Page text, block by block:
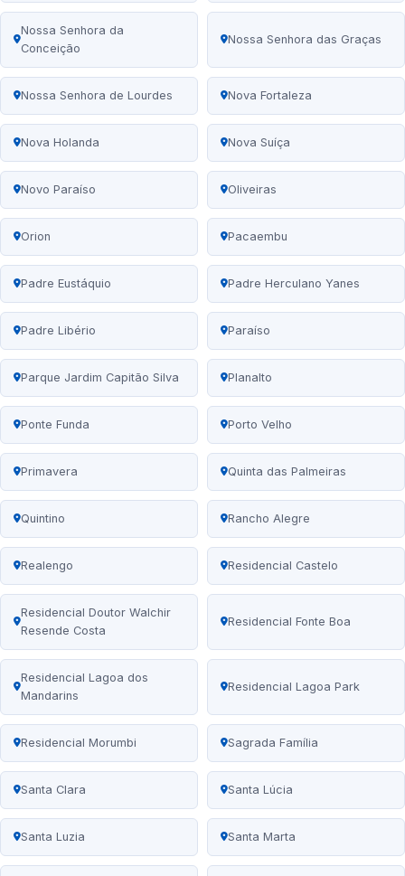
Nossa Senhora da
Conceição
Nossa Senhora das Graças
Nossa Senhora de Lourdes Nova Fortaleza
Nova Holanda Nova Suíça
Novo Paraíso Oliveiras
Orion Pacaembu
Padre Eustáquio Padre Herculano Yanes
Padre Libério Paraíso
Parque Jardim Capitão Silva Planalto
Ponte Funda Porto Velho
Primavera Quinta das Palmeiras
Quintino Rancho Alegre
Realengo Residencial Castelo
Residencial Doutor Walchir
Resende Costa
Residencial Fonte Boa
Residencial Lagoa dos
Mandarins
Residencial Lagoa Park
Residencial Morumbi Sagrada Família
Santa Clara Santa Lúcia
Santa Luzia Santa Marta